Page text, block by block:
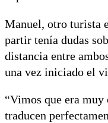
Manuel, otro turista
partir tenía dudas
distancia entre
una vez iniciado el
“Vimos que era
traducen